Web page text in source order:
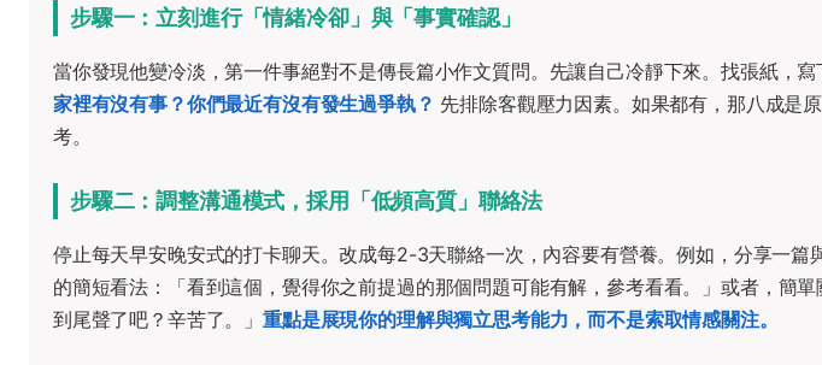
步驟一：立刻進行「情緒冷卻」與「事實確認」
當你發現他變冷淡，第一件事絕對不是傳長篇小作文質問。先讓自己冷靜下來。找張紙，寫
家裡有沒有事？你們最近有沒有發生過爭執？ 先排除客觀壓力因素。如果都有，那八成是
考。
步驟二：調整溝通模式，採用「低頻高質」聯絡法
停止每天早安晚安式的打卡聊天。改成每2-3天聯絡一次，內容要有營養。例如，分享一篇
的簡短看法：「看到這個，覺得你之前提過的那個問題可能有解，參考看看。」或者，簡
到尾聲了吧？辛苦了。」重點是展現你的理解與獨立思考能力，而不是索取情感關注。